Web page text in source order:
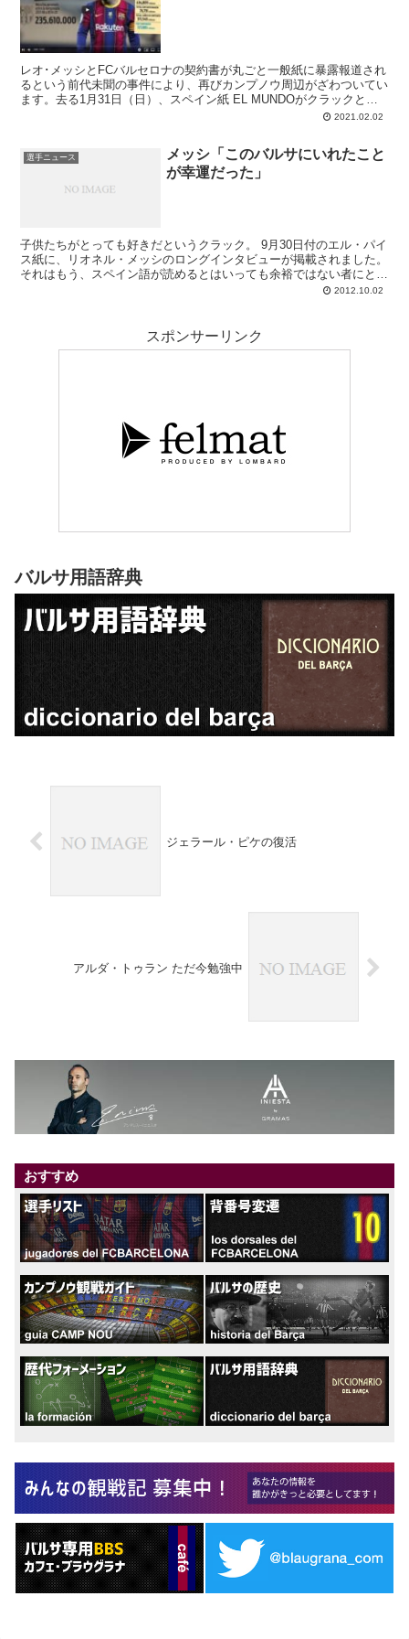
レオ･メッシとFCバルセロナの契約書が丸ごと一般紙に暴露報道され
るという前代未聞の事件により、再びカンプノウ周辺がざわついてい
ます。去る1月31日（日）、スペイン紙 EL MUNDOがクラックとク
ラブが2017年に結んだ現行の契約書のコピーを入手し、そこに記載
2021.02.02
選手ニュース
メッシ「このバルサにいれたこと
が幸運だった」
子供たちがとっても好きだというクラック。 9月30日付のエル・パイ
ス紙に、リオネル・メッシのロングインタビューが掲載されました。
それはもう、スペイン語が読めるとはいっても余裕ではない者にとっ
2012.10.02
スポンサーリンク
バルサ用語辞典
ジェラール・ピケの復活
アルダ・トゥラン ただ今勉強中
おすすめ